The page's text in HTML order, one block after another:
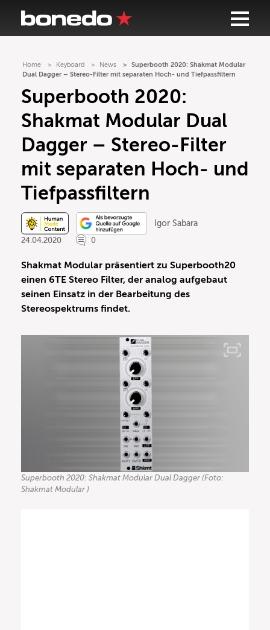
Home Keyboard News
Superbooth 2020: Shakmat Modular
Dual Dagger – Stereo-Filter mit separaten Hoch- und Tiefpassfiltern
Superbooth 2020:
Shakmat Modular Dual
Dagger – Stereo-Filter
mit separaten Hoch- und
Tiefpassfiltern
Igor Sabara
24.04.2020
0
Shakmat Modular präsentiert zu Superbooth20
einen 6TE Stereo Filter, der analog aufgebaut
seinen Einsatz in der Bearbeitung des
Stereospektrums findet.
Superbooth 2020: Shakmat Modular Dual Dagger (Foto:
Shakmat Modular )